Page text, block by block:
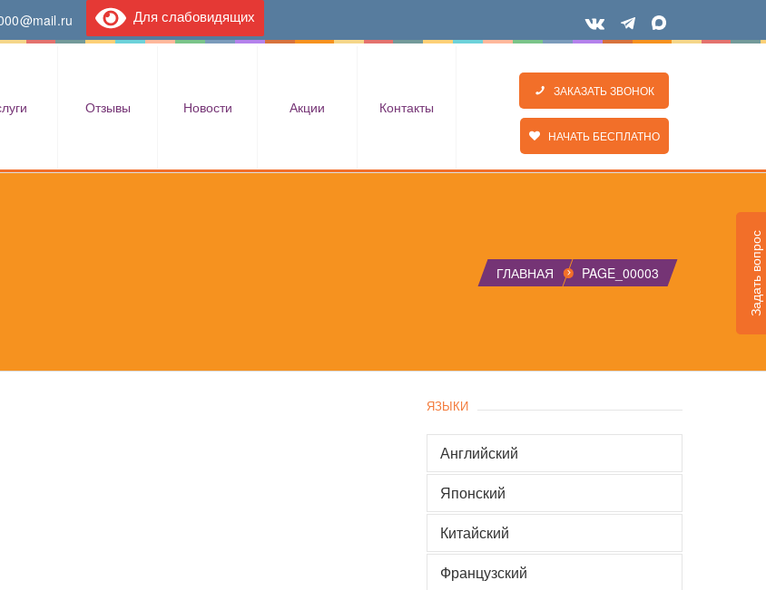
Для слабовидящих
Отзывы Новости Акции Контакты
ЗАКАЗАТЬ ЗВОНОК
НАЧАТЬ БЕСПЛАТНО
ГЛАВНАЯ PAGE_00003
ЯЗЫКИ
Английский
Японский
Китайский
Французский
Задать вопрос